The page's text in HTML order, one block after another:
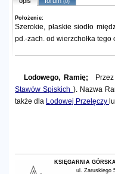
(0)
Położenie:
Szerokie, płaskie siodło
pd.-zach. od wierzchołka tego
Lodowego, Ramię;
Stawów Spiskich ). Nazwa
także dla Lodowej Przełęczy
KSIĘGARNIA
ul. Zaruskiego